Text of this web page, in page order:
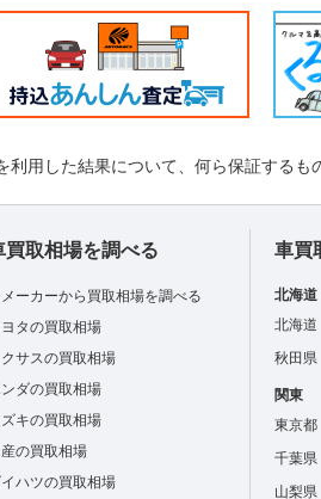
用した結果について、何ら保証するも
買取相場を調べる
ーカーから買取相場を調べる
ヨタの買取相場
サスの買取相場
ダの買取相場
キの買取相場
産の買取相場
ハツの買取相場
車買
北海道
北海道
秋田県
関東
東京都
千葉県
山梨県